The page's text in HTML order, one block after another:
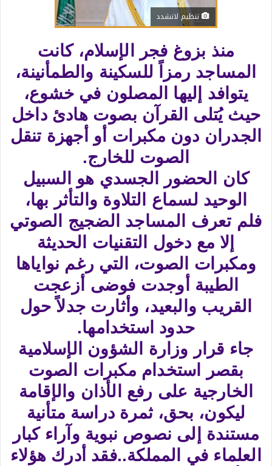
تنظيم لاتشدد
منذ بزوغ فجر الإسلام، كانت
المساجد رمزاً للسكينة والطمأنينة،
يتوافد إليها المصلون في خشوع،
حيث يُتلى القرآن بصوت هادئ داخل
الجدران دون مكبرات أو أجهزة تنقل
الصوت للخارج.
كان الحضور الجسدي هو السبيل
الوحيد لسماع التلاوة والتأثر بها،
فلم تعرف المساجد الضجيج الصوتي
إلا مع دخول التقنيات الحديثة
ومكبرات الصوت، التي رغم نواياها
الطيبة أوجدت فوضى أزعجت
القريب والبعيد، وأثارت جدلاً حول
حدود استخدامها.
جاء قرار وزارة الشؤون الإسلامية
بقصر استخدام مكبرات الصوت
الخارجية على رفع الأذان والإقامة
ليكون، بحق، ثمرة دراسة متأنية
مستندة إلى نصوص نبوية وآراء كبار
العلماء في المملكة..فقد أدرك هؤلاء